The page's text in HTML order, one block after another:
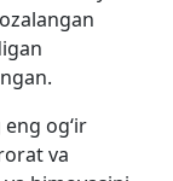
og‘ir
va